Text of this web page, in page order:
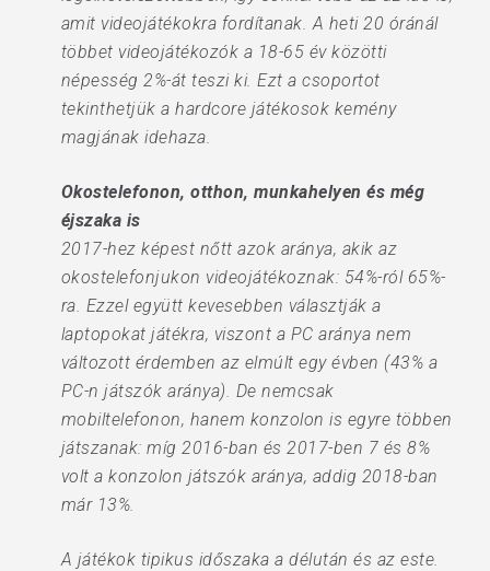
amit videojátékokra fordítanak. A heti 20 óránál
többet videojátékozók a 18-65 év közötti
népesség 2%-át teszi ki. Ezt a csoportot
tekinthetjük a hardcore játékosok kemény
magjának idehaza.
Okostelefonon, otthon, munkahelyen és még
éjszaka is
2017-hez képest nőtt azok aránya, akik az
okostelefonjukon videojátékoznak: 54%-ról 65%-
ra. Ezzel együtt kevesebben választják a
laptopokat játékra, viszont a PC aránya nem
változott érdemben az elmúlt egy évben (43% a
PC-n játszók aránya). De nemcsak
mobiltelefonon, hanem konzolon is egyre többen
játszanak: míg 2016-ban és 2017-ben 7 és 8%
volt a konzolon játszók aránya, addig 2018-ban
már 13%.
A játékok tipikus időszaka a délután és az este.